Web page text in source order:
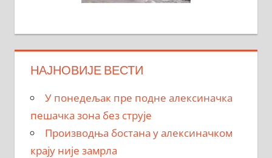
НАЈНОВИЈЕ ВЕСТИ
У понедељак пре подне алексиначка
пешачка зона без струје
Производња бостана у алексиначком
крају није замрла